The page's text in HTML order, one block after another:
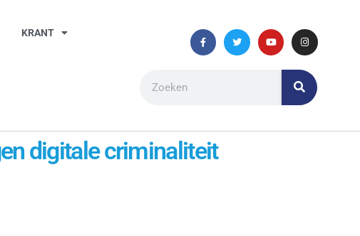
KRANT
digitale criminaliteit